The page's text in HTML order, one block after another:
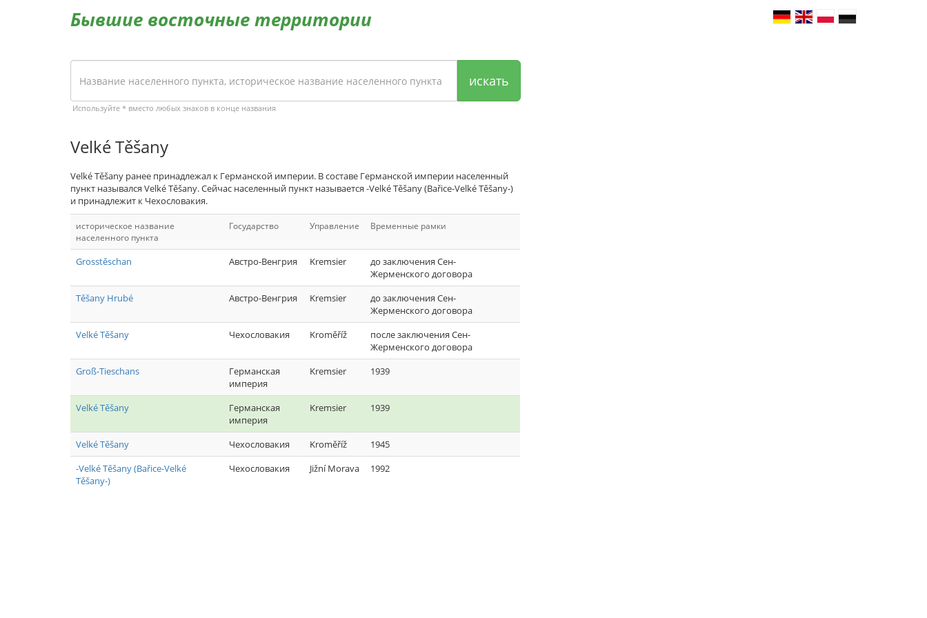
Бывшие восточные территории
искать
Используйте * вместо любых знаков в конце названия
Velké Těšany
Velké Těšany ранее принадлежал к Германской империи. В составе Германской империи населенный
пункт назывался Velké Těšany. Сейчас населенный пункт называется -Velké Těšany (Bařice-Velké Těšany-)
и принадлежит к Чехословакия.
историческое название
населенного пункта
Государство Управление Временные рамки
Grosstěschan Австро-Венгрия Kremsier
до заключения Сен-
Жерменского договора
Těšany Hrubé
Австро-Венгрия Kremsier
до заключения Сен-
Жерменского договора
Velké Těšany
Чехословакия Kroměříž
после заключения Сен-
Жерменского договора
Groß-Tieschans
Германская
империя
Kremsier 1939
Velké Těšany
Германская
империя
Kremsier 1939
Velké Těšany Чехословакия Kroměříž
1945
-Velké Těšany (Bařice-Velké
Těšany-)
Чехословакия Jižní Morava 1992